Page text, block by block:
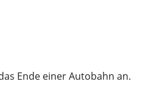
Ende einer Autobahn an.